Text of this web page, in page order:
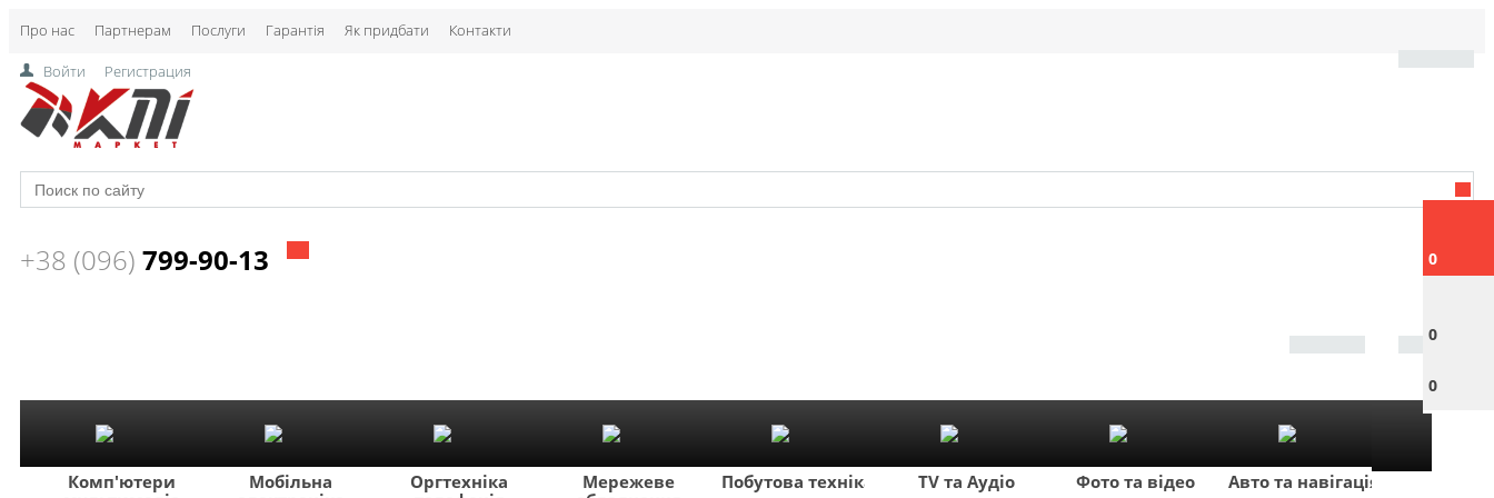
Про нас Партнерам Послуги Гарантія Як придбати Контакти
0
0
0
Войти Регистрация
+38 (096) 799-90-13
Комп'ютери
Мобільна
Оргтехніка
Мережеве
Побутова техніка TV та Аудіо Фото та відео Авто та навігація